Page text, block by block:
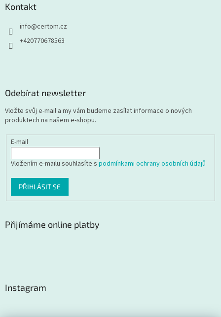
Kontakt
info@certom.cz
+420770678563
Odebírat newsletter
Vložte svůj e-mail a my vám budeme zasílat informace o nových
produktech na našem e-shopu.
E-mail
Vložením e-mailu souhlasíte s podmínkami ochrany osobních údajů
PŘIHLÁSIT SE
Přijímáme online platby
Instagram